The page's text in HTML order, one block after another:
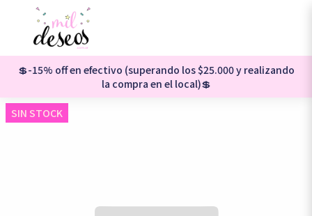
💲-15% off en efectivo (superando los $25.000 y realizando
la compra en el local)💲
SIN STOCK